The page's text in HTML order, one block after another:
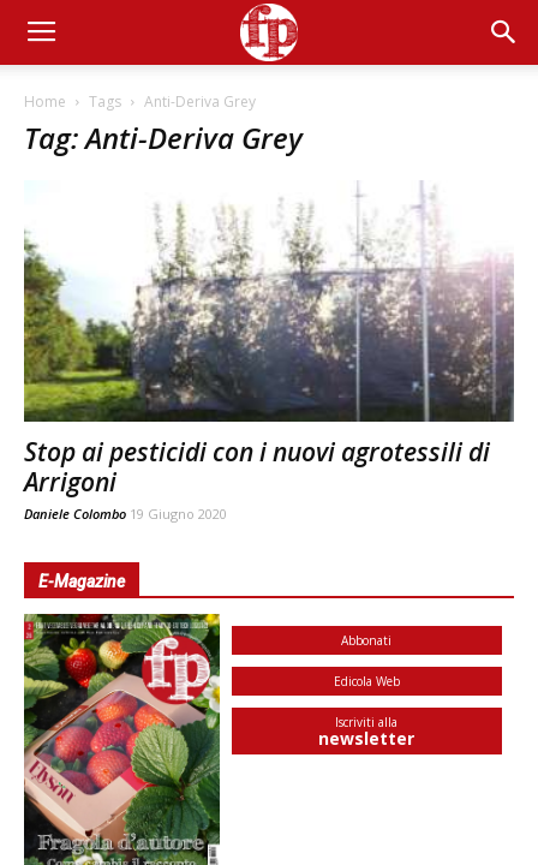
Home Tags Anti-Deriva Grey
Tag: Anti-Deriva Grey
Stop ai pesticidi con i nuovi agrotessili di
Arrigoni
Daniele Colombo 19 Giugno 2020
E-Magazine
Abbonati
Edicola Web
Iscriviti alla
newsletter